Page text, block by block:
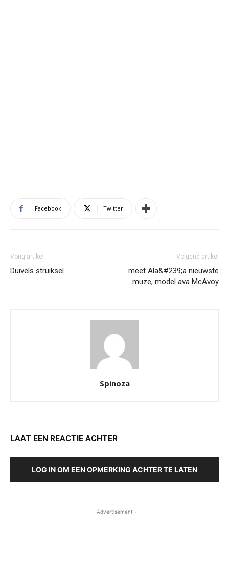
Facebook Twitter
Vorig artikel
Duivels struiksel.
Volgend artikel
meet Ala&#239;a nieuwste
muze, model ava McAvoy
Spinoza
LAAT EEN REACTIE ACHTER
LOG IN OM EEN OPMERKING ACHTER TE LATEN
- Advertisement -